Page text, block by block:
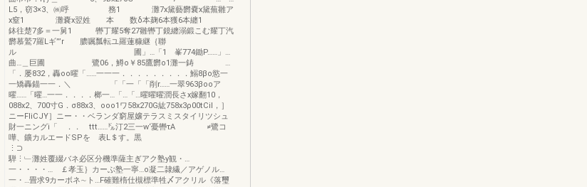
L5，窃3×3、㈱呼 務1 灘7x黛藝欝嚢x黛蕪雛ア
x窒1 灘嚢x翌姓 本 数δ本麹6本獲6本纏1
鉢往楚7多＝一舅1 轡丁耀5奪27雛轡丁鏡纏溺鍛こむ耀丁汽
欝慕鷲7羅Lギ”’r 膿嘱瓢転ユ羅蓮糠継｛聯
ル 圃」…「1 峯774鋤P……」…
曲…＿巨圃 鷺06，鱒o￥85鷹欝o1灘一鋳 …
「．屡832，轟oo曜「……一一一．．．．．．．．．鰯8βo慾一
一矯轟錨一一．＼ 「「一「「削r……一翠963βooア
曜……「曜…一一．．．．榔一…「…「…曜曜曜潤長さx嫁翻10，
088x2、700寸G．σ88x3、ooo1ワ58x270G紘758x3ρ00tCil，］
ニーFliCJY］ニー・・ベランダ窮屋嬢テラスミスタイリツシュ
財一ニングi「 ．． ttt……㌦汀2三一w‘憂轡τA ≠鷺コ
嘩、鑛カルエードSPを 表L＄す。黒
⋮⊃
騨⋮﹂灘姓覆綴バネ必区分機準薩主ぎアク塾y観・…
一・・・・… ￡孝玉｝カーぶ塾一寧…o凝二隷繊／アゲノル…
一・…畳求9カーボネ∼ト…F確難楕仕槻標準牲〆アクリル《落璽